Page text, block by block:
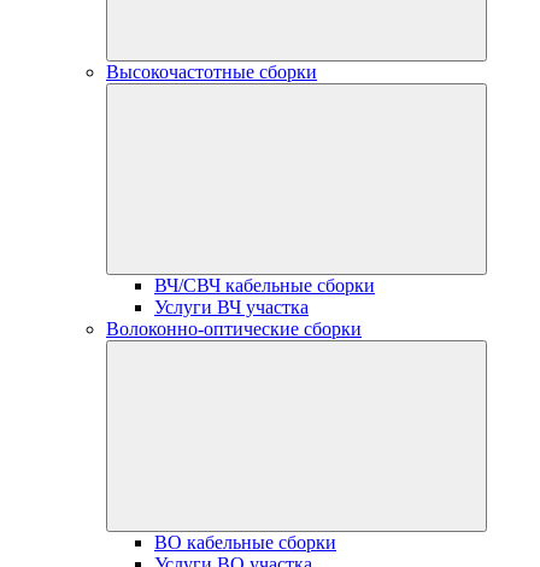
Высокочастотные сборки
ВЧ/СВЧ кабельные сборки
Услуги ВЧ участка
Волоконно-оптические сборки
ВО кабельные сборки